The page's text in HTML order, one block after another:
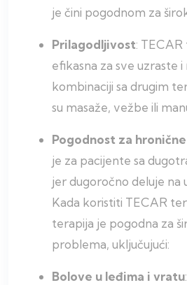
je čini pogodnom za
Prilagodljivost:
efikasna za sve uzraste
kombinaciji sa drugim
su masaže, vežbe ili
Pogodnost za
je za pacijente sa
jer dugoročno deluje na
Kada koristiti TECAR
terapija je pogodna za
problema, uključujući:
Bolove u leđima i vratu